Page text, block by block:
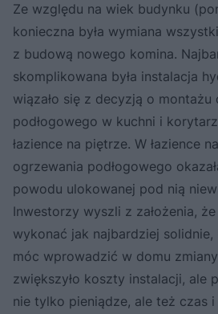
Ze względu na wiek budynku
konieczna była wymiana
z budową nowego komina.
skomplikowana była instalacja
wiązało się z decyzją o montażu
podłogowego w kuchni i
łazience na piętrze. W łazience
ogrzewania podłogowego
powodu ulokowanej pod nią
Inwestorzy wyszli z założenia,
wykonać jak najbardziej solidnie,
móc wprowadzić w domu zmiany
zwiększyło koszty instalacji, ale
nie tylko pieniądze, ale też czas i